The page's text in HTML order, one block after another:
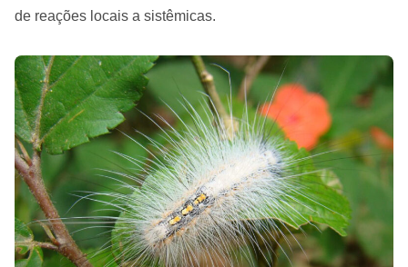
de reações locais a sistêmicas.